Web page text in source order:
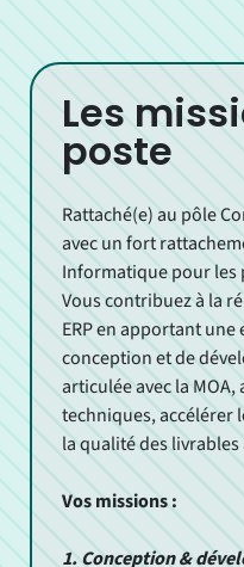
Les
poste
Rattaché(e) au pôle
avec un fort
Informatique pour les
Vous contribuez à la
ERP en apportant
conception et de
articulée avec la
techniques, accélérer
la qualité des
Vos missions :
1. Conception &